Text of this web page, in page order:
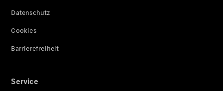
Datenschutz
Cookies
Barrierefreiheit
Service